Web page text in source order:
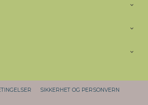
SIKKERHET OG PERSONVERN